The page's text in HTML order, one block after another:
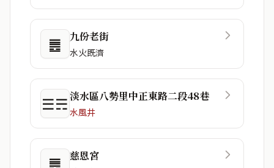
䷌ 九份老街
水火既濟
☰☴淡水區八勢里中正東路二段48巷
水風井
䷠ 慈恩宮